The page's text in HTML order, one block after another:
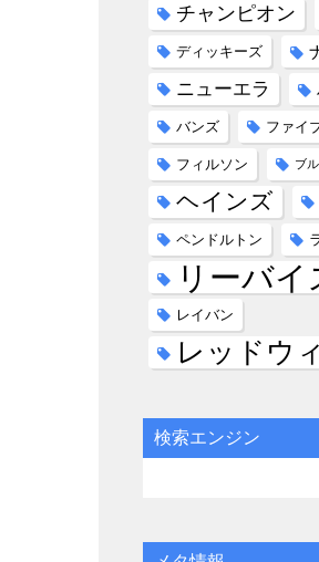
チャンピオン
ディッキーズ
ニューエラ
バンズ ファイ
フィルソン ブ
ヘインズ
ペンドルトン
リーバイ
レイバン
レッドウ
検索エンジン